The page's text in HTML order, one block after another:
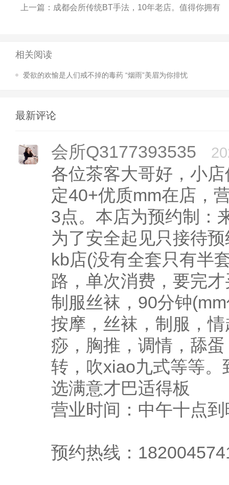
上一篇： 成都会所传统BT手法，10年老店。值得你拥有
相关阅读
爱欲的欢愉是人们戒不掉的毒药 “烟雨”美眉为你排忧
最新评论
会所Q3177393535
各位茶客大哥好，小
定40+优质mm在店，
3点。本店为预约制：
为了安全起见只接待
kb店(没有全套只有半
路，单次消费，要完
制服丝袜，90分钟
按摩，丝袜，制服，
痧，胸推，调情，舔
转，吹xiao九式等等
选满意才巴适得板
营业时间：中午十点
预约热线：